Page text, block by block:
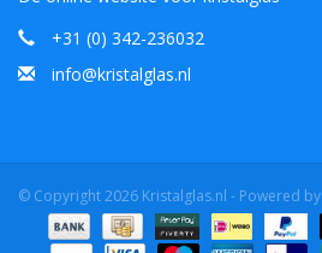
+31 (0) 342-236032
info@kristalglas.nl
© Copyright 2026 Kristalglas.nl - Powered by